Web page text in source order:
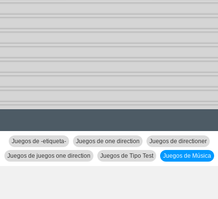
Juegos de -etiqueta- Juegos de one direction Juegos de directioner
Juegos de juegos one direction Juegos de Tipo Test Juegos de Música